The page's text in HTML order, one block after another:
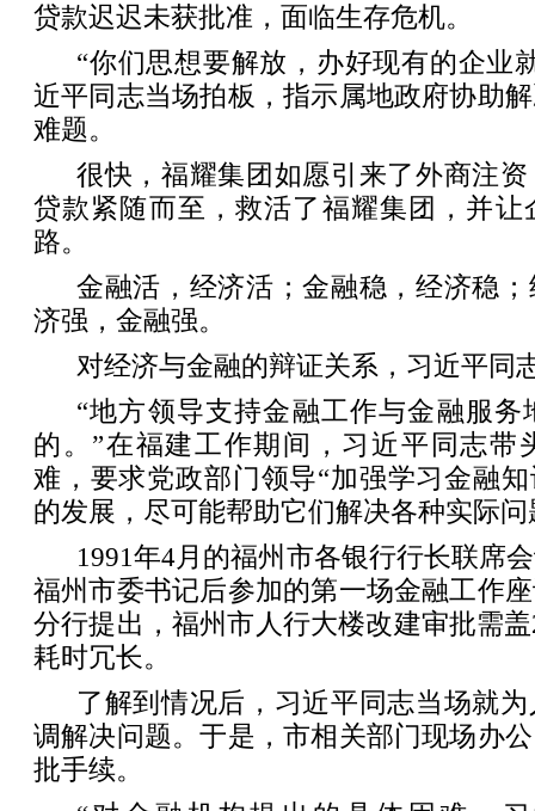
贷款迟迟未获批准，面临生存危机。
“你们思想要解放，办好现有的企业
近平同志当场拍板，指示属地政府协助
难题。
很快，福耀集团如愿引来了外商注
贷款紧随而至，救活了福耀集团，并让
路。
金融活，经济活；金融稳，经济稳
济强，金融强。
对经济与金融的辩证关系，习近平同
“地方领导支持金融工作与金融服
的。”在福建工作期间，习近平同志带
难，要求党政部门领导“加强学习金融
的发展，尽可能帮助它们解决各种实际问
1991年4月的福州市各银行行长联席
福州市委书记后参加的第一场金融工作
分行提出，福州市人行大楼改建审批需
耗时冗长。
了解到情况后，习近平同志当场就
调解决问题。于是，市相关部门现场办
批手续。